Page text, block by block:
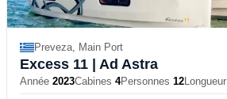
Preveza, Main Port
Excess 11 | Ad Astra
Année 2023Cabines 4Personnes 12Longueur